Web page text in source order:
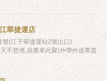
翠捷運店
(江子翠捷運站2號出口)
不想煮,就要來此聚(外帶外送專賣